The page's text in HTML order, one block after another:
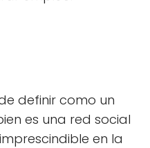
definir como un
es una red social
en la